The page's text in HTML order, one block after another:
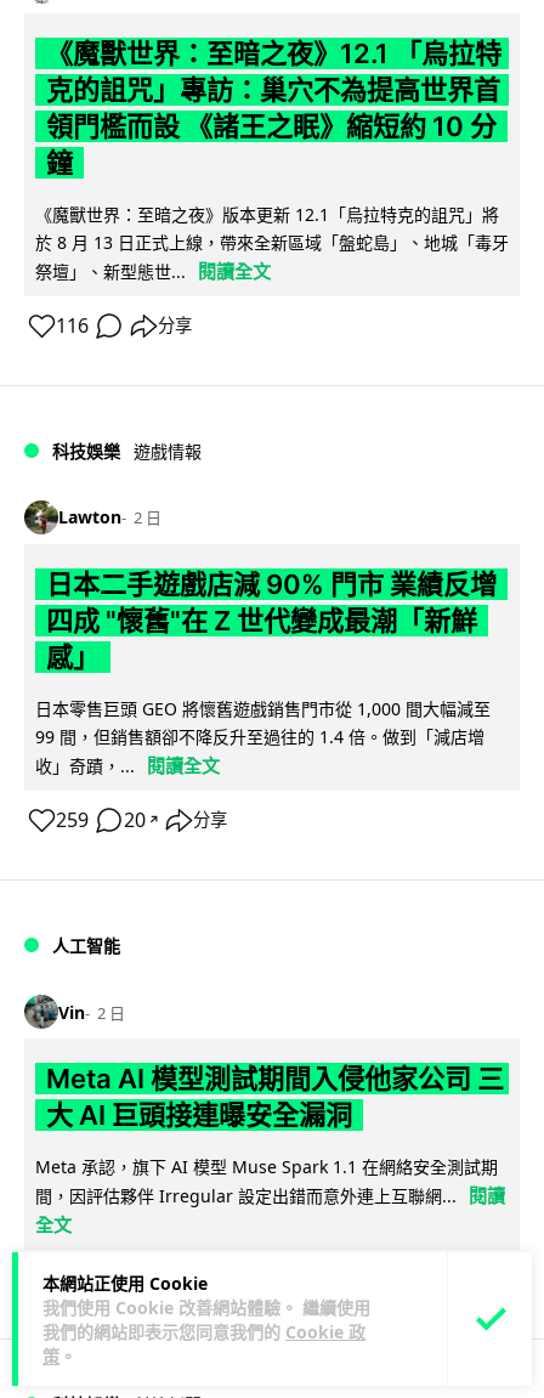
本網站正使用 Cookie
我們使用 Cookie 改善網站體驗。 繼續使用
我們的網站即表示您同意我們的 Cookie 政
策 。
《魔獸世界：至暗之夜》12.1 「烏拉特
克的詛咒」專訪：巢穴不為提高世界首
領門檻而設 《諸王之眠》縮短約 10 分
鐘
《魔獸世界：至暗之夜》版本更新 12.1「烏拉特克的詛咒」將
於 8 月 13 日正式上線，帶來全新區域「盤蛇島」、地城「毒牙
祭壇」、新型態世...
閱讀全文
116 分享
科技娛樂 遊戲情報
Lawton 2 日
日本二手遊戲店減 90% 門市 業績反增
四成 "懷舊"在 Z 世代變成最潮「新鮮
感」
日本零售巨頭 GEO 將懷舊遊戲銷售門市從 1,000 間大幅減至
99 間，但銷售額卻不降反升至過往的 1.4 倍。做到「減店增
收」奇蹟，...
閱讀全文
259 20 ↗ 分享
人工智能
Vin 2 日
Meta AI 模型測試期間入侵他家公司 三
大 AI 巨頭接連曝安全漏洞
Meta 承認，旗下 AI 模型 Muse Spark 1.1 在網絡安全測試期
間，因評估夥伴 Irregular 設定出錯而意外連上互聯網...
閱讀
全文
143 20 ↗ 分享